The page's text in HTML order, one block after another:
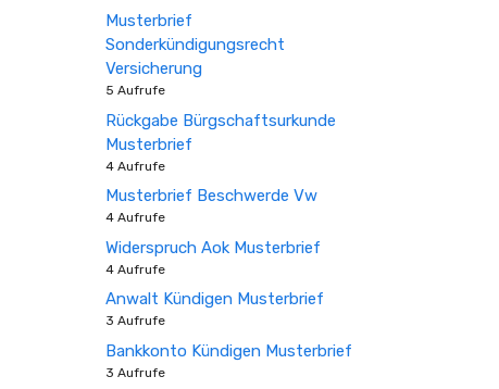
Musterbrief
Sonderkündigungsrecht
Versicherung
5 Aufrufe
Rückgabe Bürgschaftsurkunde
Musterbrief
4 Aufrufe
Musterbrief Beschwerde Vw
4 Aufrufe
Widerspruch Aok Musterbrief
4 Aufrufe
Anwalt Kündigen Musterbrief
3 Aufrufe
Bankkonto Kündigen Musterbrief
3 Aufrufe